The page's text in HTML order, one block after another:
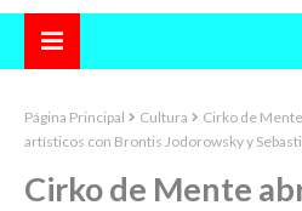
Página Principal Cultura
Cirko de
artísticos con Brontis Jodorowsky y
Cirko de Mente